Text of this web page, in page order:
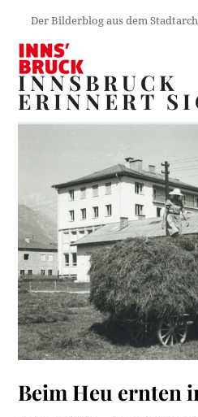
Der Bilderblog aus dem
INNSBRUCK
ERINNERT
Beim Heu ernten